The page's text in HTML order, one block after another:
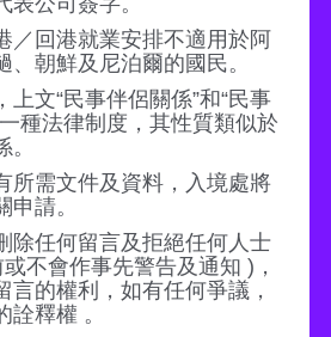
／回港就業安排不適用於阿
、朝鮮及尼泊爾的國民。
文“民事伴侶關係”和“民事
種法律制度，其性質類似於
所需文件及資料，入境處將
請。
除任何留言及拒絕任何人士
不會作事先警告及通知 )，
言的權利，如有任何爭議，
釋權 。